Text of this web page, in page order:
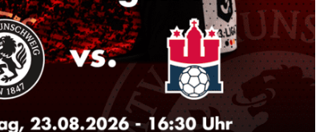
Öffnungszei
Downloads
3-5 Jahre
4-6 Jahre